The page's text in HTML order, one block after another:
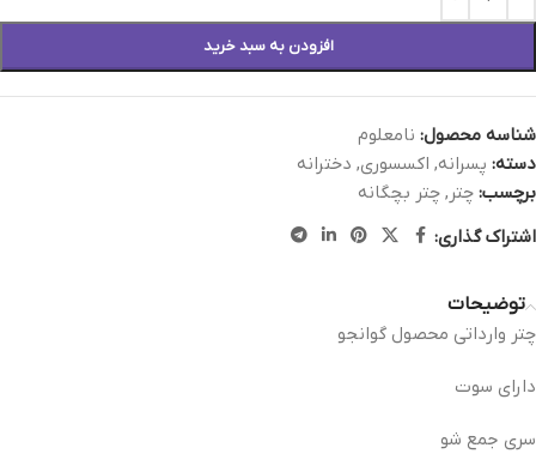
افزودن به سبد خرید
شناسه محصول: نامعلوم
دسته: پسرانه, اکسسوری, دخترانه
برچسب: چتر , چتر بچگانه
اشتراک گذاری:
توضیحات
چتر وارداتی محصول گوانجو
دارای سوت
سری جمع شو